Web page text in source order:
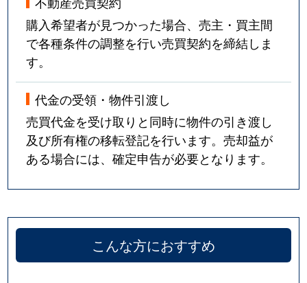
購入希望者が見つかった場合、売主・買主間
で各種条件の調整を行い売買契約を締結しま
す。
代金の受領・物件引渡し
売買代金を受け取りと同時に物件の引き渡し
及び所有権の移転登記を行います。売却益が
ある場合には、確定申告が必要となります。
こんな方におすすめ